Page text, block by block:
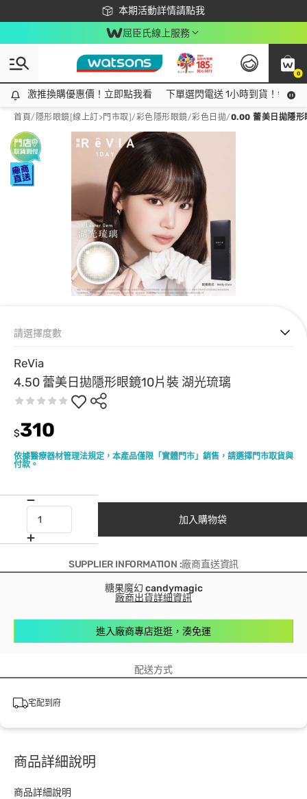
本期活動詳情請點我
下載app最高回饋$350
屈臣氏線上服務
0
激推換購優惠價！立即點我看
激推換購優惠價！立即點我看 下單選閃電送 1小時到貨！領神
首頁/ 隱形眼鏡[線上訂>門市取]/彩色隱形眼鏡/彩色日拋/0.00 蕾美日拋隱形
ReVia
4.50 蕾美日拋隱形眼鏡10片裝 湖光琉璃
依據醫療器材管理法規定，本產品僅限「實體門市」銷售，請選擇門市取貨與
付款。
$310
請選擇度數
加入購物袋
SUPPLIER INFORMATION :廠商直送資訊
糖果魔幻 candymagic
廠商出貨詳細資訊
進入廠商專店逛逛，湊免運
配送方式
宅配到府
商品詳細說明
商品詳細說明